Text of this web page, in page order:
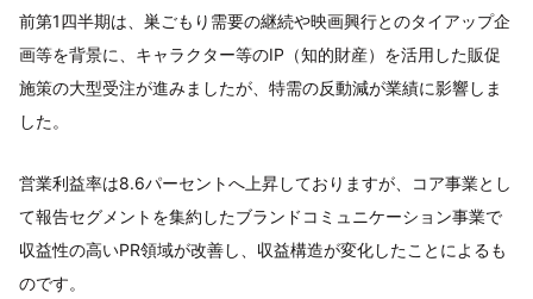
前第1四半期は、巣ごもり需要の継続や映画興行とのタイアップ企
画等を背景に、キャラクター等のIP（知的財産）を活用した販促
施策の大型受注が進みましたが、特需の反動減が業績に影響しま
した。
営業利益率は8.6パーセントへ上昇しておりますが、コア事業とし
て報告セグメントを集約したブランドコミュニケーション事業で
収益性の高いPR領域が改善し、収益構造が変化したことによるも
のです。